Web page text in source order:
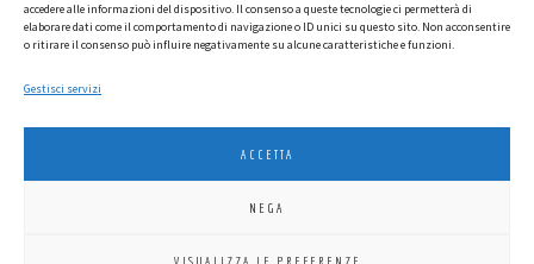
accedere alle informazioni del dispositivo. Il consenso a queste tecnologie ci permetterà di
elaborare dati come il comportamento di navigazione o ID unici su questo sito. Non acconsentire
o ritirare il consenso può influire negativamente su alcune caratteristiche e funzioni.
Gestisci servizi
ACCETTA
NEGA
VISUALIZZA LE PREFERENZE
Ho letto l'informativa privacy e acconsento a ricevere via e-mail la
newsletter contenente aggiornamenti su attività, iniziative ed eventi